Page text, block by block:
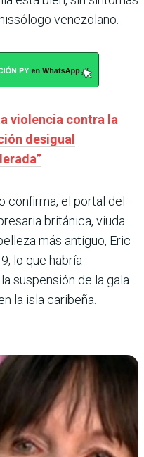
venezolano.
violencia contra la
desigual
confirma, el portal del
británica, viuda
más antiguo, Eric
lo que habría
suspensión de la gala
la isla caribeña.